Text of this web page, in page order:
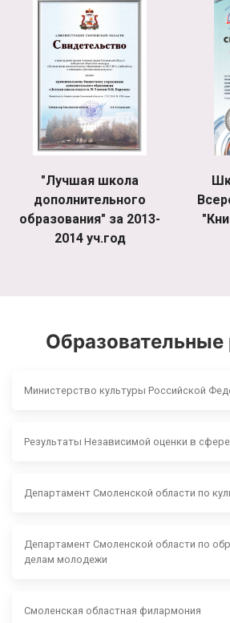
"Лучшая школа
дополнительного
образования" за 2013-
2014 уч.год
Образовательные
Министерство культуры Российской
Результаты Независимой оценки в
Департамент Смоленской области по
Департамент Смоленской области по
делам молодежи
Смоленская областная филармония